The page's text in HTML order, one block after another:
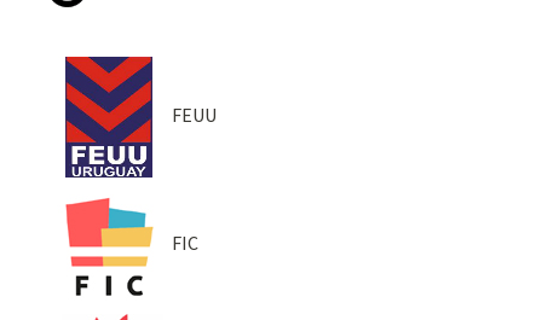
FEUU
FIC